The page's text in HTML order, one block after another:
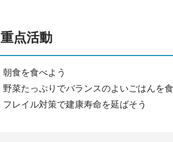
重点活動
朝食を食べよう
野菜たっぷりでバランスのよいごはんを
フレイル対策で建康寿命を延ばそう